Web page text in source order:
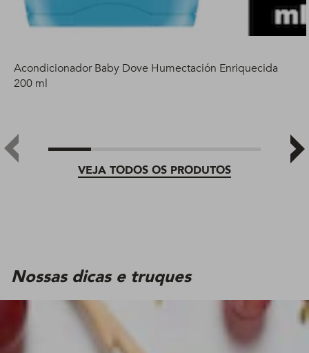
VEJA TODOS OS PRODUTOS
Acondicionador Baby Dove Humectación Enriquecida
200 ml
Nossas dicas e truques